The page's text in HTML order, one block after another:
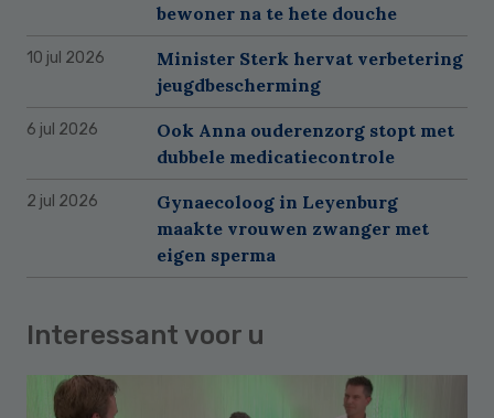
bewoner na te hete douche
10 jul 2026
Minister Sterk hervat verbetering
jeugdbescherming
6 jul 2026
Ook Anna ouderenzorg stopt met
dubbele medicatiecontrole
2 jul 2026
Gynaecoloog in Leyenburg
maakte vrouwen zwanger met
eigen sperma
Interessant voor u